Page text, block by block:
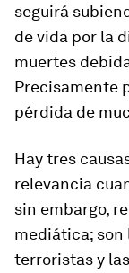
seguirá
de vida por la
muertes
Precisamente
pérdida de
Hay tres
relevancia
sin embargo,
mediática;
terroristas y